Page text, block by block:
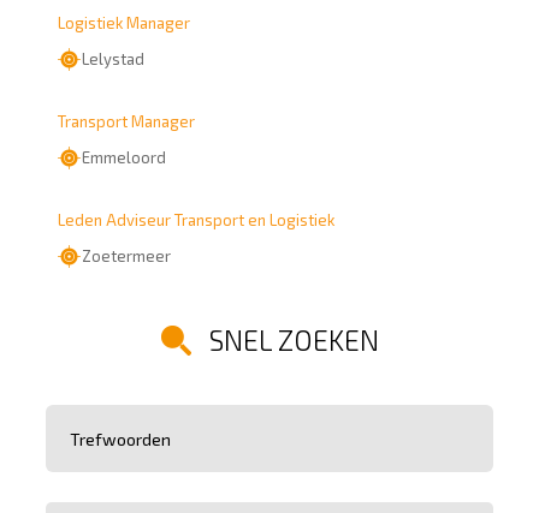
Logistiek Manager
Lelystad
Transport Manager
Emmeloord
Leden Adviseur Transport en Logistiek
Zoetermeer
SNEL ZOEKEN